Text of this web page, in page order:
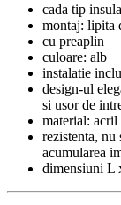
cada tip insula
montaj: lipita
cu preaplin
culoare: alb
instalatie
design-ul
si usor de
material: acril
rezistenta, nu
acumularea
dimensiuni L